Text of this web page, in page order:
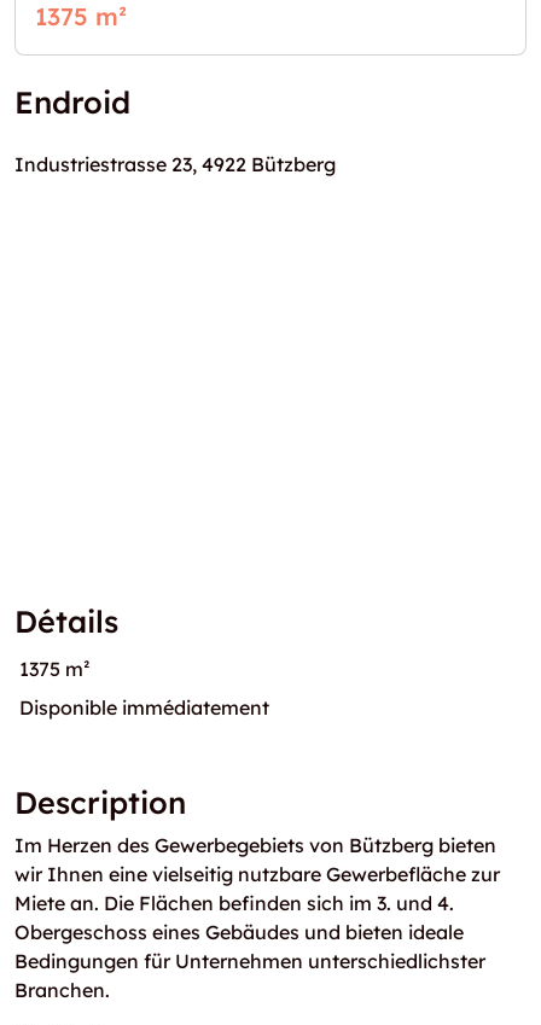
1375 m²
Endroid
Industriestrasse 23, 4922 Bützberg
Détails
1375 m²
Disponible immédiatement
Description
Im Herzen des Gewerbegebiets von Bützberg bieten
wir Ihnen eine vielseitig nutzbare Gewerbefläche zur
Miete an. Die Flächen befinden sich im 3. und 4.
Obergeschoss eines Gebäudes und bieten ideale
Bedingungen für Unternehmen unterschiedlichster
Branchen.